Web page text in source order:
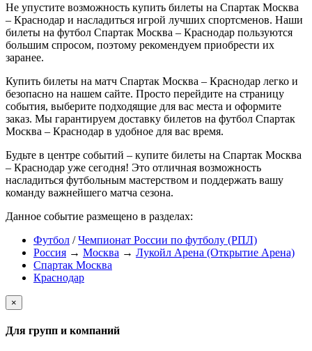
Не упустите возможность купить билеты на Спартак Москва
– Краснодар и насладиться игрой лучших спортсменов. Наши
билеты на футбол Спартак Москва – Краснодар пользуются
большим спросом, поэтому рекомендуем приобрести их
заранее.
Купить билеты на матч Спартак Москва – Краснодар легко и
безопасно на нашем сайте. Просто перейдите на страницу
события, выберите подходящие для вас места и оформите
заказ. Мы гарантируем доставку билетов на футбол Спартак
Москва – Краснодар в удобное для вас время.
Будьте в центре событий – купите билеты на Спартак Москва
– Краснодар уже сегодня! Это отличная возможность
насладиться футбольным мастерством и поддержать вашу
команду важнейшего матча сезона.
Данное событие размещено в разделах:
Футбол /Чемпионат России по футболу (РПЛ)
Россия → Москва → Лукойл Арена (Открытие Арена)
Спартак Москва
Краснодар
×
Для групп и компаний